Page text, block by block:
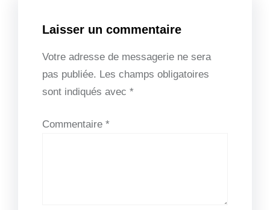
Laisser un commentaire
Votre adresse de messagerie ne sera
pas publiée. Les champs obligatoires
sont indiqués avec *
Commentaire *